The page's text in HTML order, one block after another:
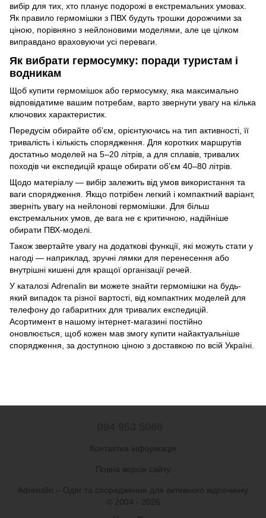
вибір для тих, хто планує подорожі в екстремальних умовах.
Як правило гермомішки з ПВХ будуть трошки дорожчими за
ціною, порівняно з нейлоновими моделями, але це цілком
виправдано враховуючи усі переваги.
Як вибрати гермосумку: поради туристам і
водникам
Щоб купити гермомішок або гермосумку, яка максимально
відповідатиме вашим потребам, варто звернути увагу на кілька
ключових характеристик.
Передусім обирайте обʼєм, орієнтуючись на тип активності, її
тривалість і кількість спорядження. Для коротких маршрутів
достатньо моделей на 5–20 літрів, а для сплавів, тривалих
походів чи експедицій краще обирати обʼєм 40–80 літрів.
Щодо матеріалу — вибір залежить від умов використання та
ваги спорядження. Якщо потрібен легкий і компактний варіант,
зверніть увагу на нейлонові гермомішки. Для більш
екстремальних умов, де вага не є критичною, надійніше
обирати ПВХ-моделі.
Також звертайте увагу на додаткові функції, які можуть стати у
нагоді — наприклад, зручні лямки для перенесення або
внутрішні кишені для кращої організації речей.
У каталозі Adrenalin ви можете знайти гермомішки на будь-
який випадок та різної вартості, від компактних моделей для
телефону до габаритних для тривалих експедицій.
Асортимент в нашому інтернет-магазині постійно
оновлюється, щоб кожен мав змогу купити найактуальніше
спорядження, за доступною ціною з доставкою по всій Україні.
Контактна інформація
Повна версія сайту
Adrenalin – Одяг та спорядження для активного відпочинку
© 2004 - 2026